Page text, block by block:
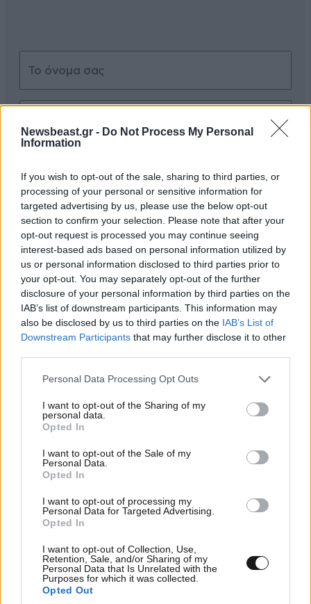
Newsbeast.gr - Do Not Process My Personal
Information
If you wish to opt-out of the sale, sharing to third parties, or
processing of your personal or sensitive information for
targeted advertising by us, please use the below opt-out
section to confirm your selection. Please note that after your
opt-out request is processed you may continue seeing
interest-based ads based on personal information utilized by
us or personal information disclosed to third parties prior to
your opt-out. You may separately opt-out of the further
disclosure of your personal information by third parties on the
IAB’s list of downstream participants. This information may
also be disclosed by us to third parties on the IAB’s List of
Downstream Participants that may further disclose it to other
Please note that this website/app uses one or more Google
not limited to your visit or usage behaviour. You may click to
grant or deny consent to Google and its third-party tags to
use your data for below specified purposes in below Google
consent section.
Personal Data Processing Opt Outs
I want to opt-out of the Sharing of my
personal data.
Opted In
I want to opt-out of the Sale of my
Personal Data.
Opted In
I want to opt-out of processing my
Personal Data for Targeted Advertising.
Opted In
I want to opt-out of Collection, Use,
Retention, Sale, and/or Sharing of my
Personal Data that Is Unrelated with the
Purposes for which it was collected.
Opted Out
Διαβάστε και ακολουθήστε τους κανόνες σχολιασμού
ΠΡΟΣΘΗΚΗ
Στρεπτόκοκκος 21·05·2025 16:01
Όταν ήμουν στο δημοτικό σχολείο προσβλήθηκε το
δέρμα των ποδιών και οι αρθρώσεις τους. Γέμισα
κοκκινίλες και πονούσα πολύ. Ήρθαν οι γονείς και με
μπορούσα να περπατήσω. Μεγάλη καθίζηση λευκών.
Ήμουν τυχερό. Δύναμη στους γονείς και να μην έχουν
ενοχές, ξέρω πόσο μα πόσο δύσκολο είναι.
Απαντήστε
Καθίζηση 21·05·2025 21:49
ερυθρών. Τα λευκά ήταν υψηλά.
Απαντήστε